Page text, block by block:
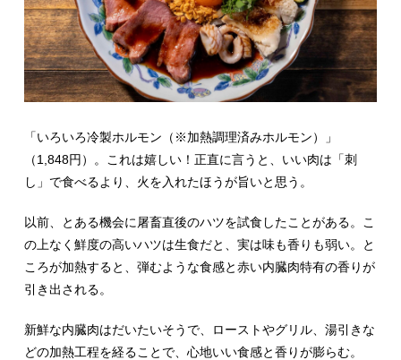
「いろいろ冷製ホルモン（※加熱調理済みホルモン）」
（1,848円）。これは嬉しい！正直に言うと、いい肉は「刺
し」で食べるより、火を入れたほうが旨いと思う。
以前、とある機会に屠畜直後のハツを試食したことがある。こ
の上なく鮮度の高いハツは生食だと、実は味も香りも弱い。と
ころが加熱すると、弾むような食感と赤い内臓肉特有の香りが
引き出される。
新鮮な内臓肉はだいたいそうで、ローストやグリル、湯引きな
どの加熱工程を経ることで、心地いい食感と香りが膨らむ。